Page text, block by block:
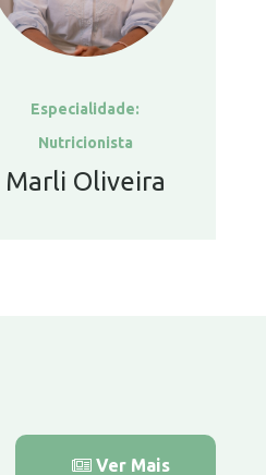
Especialidade:
Nutricionista
Marli Oliveira
Ver Mais